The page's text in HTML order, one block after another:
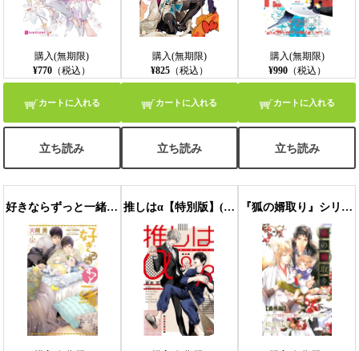
購入(無期限)
¥770 （税込）
カートに入れる
立ち読み
購入(無期限)
¥825（税込）
カートに入れる
立ち読み
購入(無期限)
¥990（税込）
カートに入れる
立ち読み
好きならずっと一緒【特別版】(イラスト付き) 推しはα【特別版】(イラスト付き) 『狐の婿取り』シリーズ番外編・『まいにちはるちゃん 陽ちゃんのいろんな日常』